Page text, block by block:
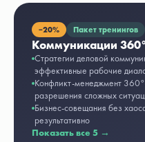
−20% Пакет тренингов
Коммуникации 360°
Стратегии деловой
эффективные рабочие
Конфликт-менеджмент
разрешения сложных
Бизнес-совещания без
результативно
Показать все 5 →